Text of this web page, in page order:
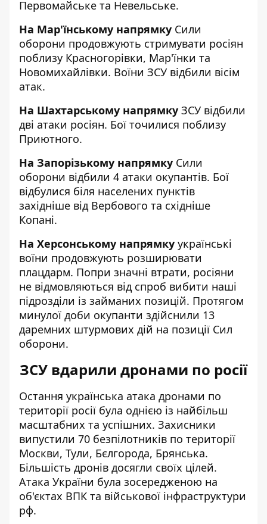
Первомайське та Невельське.
На Мар'їнському напрямку Сили
оборони продовжують стримувати росіян
поблизу Красногорівки, Мар'їнки та
Новомихайлівки. Воїни ЗСУ відбили вісім
атак.
На Шахтарському напрямку ЗСУ відбили
дві атаки росіян. Бої точилися поблизу
Приютного.
На Запорізькому напрямку Сили
оборони відбили 4 атаки окупантів. Бої
відбулися біля населених пунктів
західніше від Вербового та східніше
Копані.
На Херсонському напрямку українські
воїни продовжують розширювати
плацдарм. Попри значні втрати, росіяни
не відмовляються від спроб вибити наші
підрозділи із займаних позицій. Протягом
минулої доби окупанти здійснили 13
даремних штурмових дій на позиції Сил
оборони.
ЗСУ вдарили дронами по росії
Остання українська атака дронами по
території росії була однією із найбільш
масштабних та успішних. Захисники
випустили 70 безпілотників по території
Москви, Тули, Бєлгорода, Брянська.
Більшість дронів досягли своїх цілей.
Атака України була зосередженою на
об'єктах ВПК та військової інфраструктури
рф.